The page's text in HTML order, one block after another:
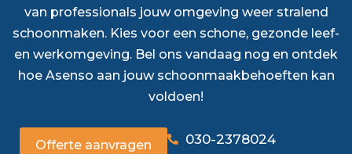
van professionals jouw omgeving weer stralend
schoonmaken. Kies voor een schone, gezonde leef-
en werkomgeving. Bel ons vandaag nog en ontdek
hoe Asenso aan jouw schoonmaakbehoeften kan
voldoen!
Offerte aanvragen 030-2378024